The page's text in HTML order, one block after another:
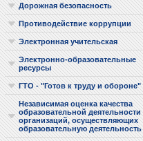
Дорожная безопасность
Противодействие коррупции
Электронная учительская
Электронно-образовательные
ресурсы
ГТО - "Готов к труду и обороне"
Независимая оценка качества
образовательной деятельности
организаций, осуществляющих
образовательную деятельность